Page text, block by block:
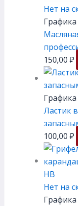
Нет на
Графика
150,00 ₽
Графика
Ластик
100,00 ₽
Нет на
Графика